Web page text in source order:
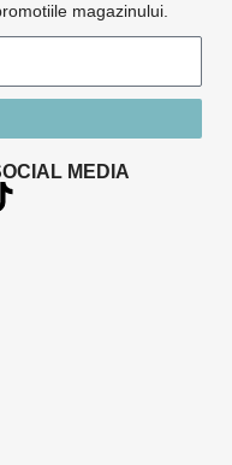
magazinului.
MEDIA